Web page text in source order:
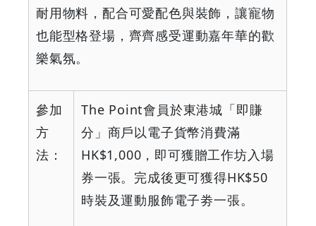
耐用物料，配合可愛配色與裝飾，讓寵物
也能型格登場，齊齊感受運動嘉年華的歡
樂氣氛。
參加
方
法：
The Point會員於東港城「即賺
分」商戶以電子貨幣消費滿
HK$1,000 ，即可獲贈工作坊入場
券一張。完成後更可獲得HK$50
時裝及運動服飾電子劵一張。